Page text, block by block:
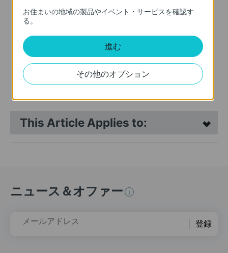
Archer A9
AC1900 デュアルバンド ギ
ガビット 無線LANルーター
生産終了
This Article Applies to:
ニュース＆オファー
メールアドレス 登録
お住まいの地域の製品やイベント・サービスを確認す
る。
進む
その他のオプション